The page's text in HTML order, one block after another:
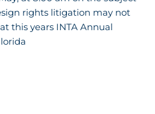
rights litigation may not
this years INTA Annual